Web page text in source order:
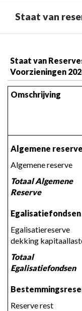
Staat van
naar
navigatie
Bijlage
Staat
voorzieningen
van
reserves
voorzieningen
Staat van
Voorzieningen
Omschrijving
Algemene reserve
Algemene reserve
Totaal Algemene
Reserve
Egalisatiefondsen
Egalisatiereserve
dekking
Totaal
Egalisatiefondsen
Reserve rest